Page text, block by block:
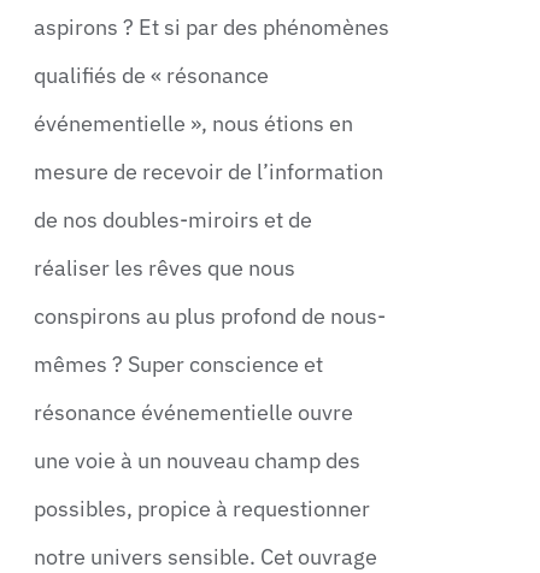
aspirons ? Et si par des phénomènes
qualifiés de « résonance
événementielle », nous étions en
mesure de recevoir de l’information
de nos doubles-miroirs et de
réaliser les rêves que nous
conspirons au plus profond de nous-
mêmes ? Super conscience et
résonance événementielle ouvre
une voie à un nouveau champ des
possibles, propice à requestionner
notre univers sensible. Cet ouvrage